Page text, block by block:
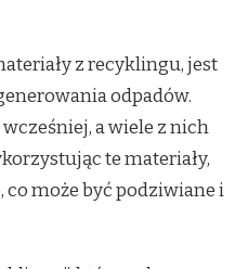
z recyklingu, jest
odpadów.
a wiele z nich
te materiały,
co może być podziwiane i